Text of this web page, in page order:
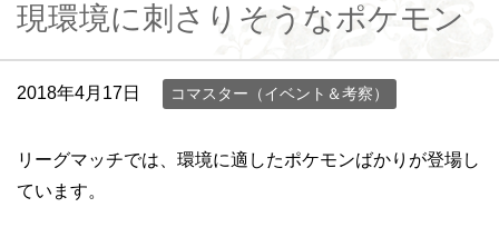
現環境に刺さりそうなポケモン
2018年4月17日 コマスター（イベント＆考察）
リーグマッチでは、環境に適したポケモンばかりが登場し
ています。